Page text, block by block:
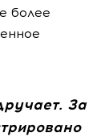
более
За